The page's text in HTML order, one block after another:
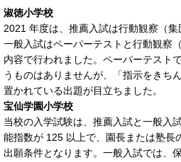
淑徳小学校
2021 年度は、推薦入試は行動観察（集
一般入試はペーパーテストと行動観察
内容で行われました。ペーパーテスト
うものはありませんが、「指示をきち
置かれている出題が目立ちました。
宝仙学園小学校
当校の入学試験は、推薦入試と一般入
能指数が 125 以上で、園長または塾長
出願条件となります。一般入試では、